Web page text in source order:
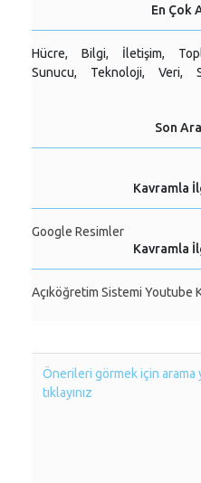
En Çok
Hücre, Bilgi, İletişim,
Sunucu,
Teknoloji, Veri,
Son
Kavramla
Google Resimler
Kavramla
Açıköğretim Sistemi Youtube
Önerileri görmek için arama
tıklayınız